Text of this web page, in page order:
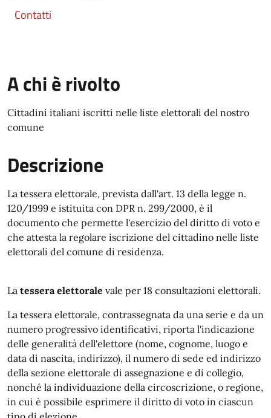
Contatti
A chi è rivolto
Cittadini italiani iscritti nelle liste elettorali del nostro
comune
Descrizione
La tessera elettorale, prevista dall'art. 13 della legge n.
120/1999 e istituita con DPR n. 299/2000, è il
documento che permette l'esercizio del diritto di voto e
che attesta la regolare iscrizione del cittadino nelle liste
elettorali del comune di residenza.
La tessera elettorale vale per 18 consultazioni elettorali.
La tessera elettorale, contrassegnata da una serie e da un
numero progressivo identificativi, riporta l'indicazione
delle generalità dell'elettore (nome, cognome, luogo e
data di nascita, indirizzo), il numero di sede ed indirizzo
della sezione elettorale di assegnazione e di collegio,
nonché la individuazione della circoscrizione, o regione,
in cui è possibile esprimere il diritto di voto in ciascun